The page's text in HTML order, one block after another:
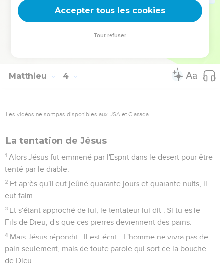
Et quand Jésus eut été baptisé, il sortit aussitôt de l'eau ;
et à l'instant les cieux s'ouvrirent à lui, et il vit l'Esprit de Dieu
Matthieu 4
Les vidéos ne sont pas disponibles aux USA et C anada.
La tentation de Jésus
1 Alors Jésus fut emmené par l'Esprit dans le désert pour être
tenté par le diable.
2 Et après qu'il eut jeûné quarante jours et quarante nuits, il
eut faim.
3 Et s'étant approché de lui, le tentateur lui dit : Si tu es le
Fils de Dieu, dis que ces pierres deviennent des pains.
4 Mais Jésus répondit : Il est écrit : L'homme ne vivra pas de
pain seulement, mais de toute parole qui sort de la bouche
de Dieu.
Accepter tous les cookies
Tout refuser